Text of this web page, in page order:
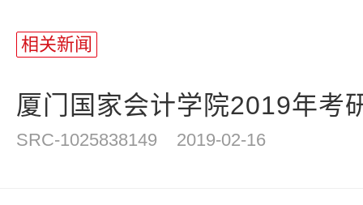
相关新闻
厦门国家会计学院2019年考
SRC-1025838149 2019-02-16